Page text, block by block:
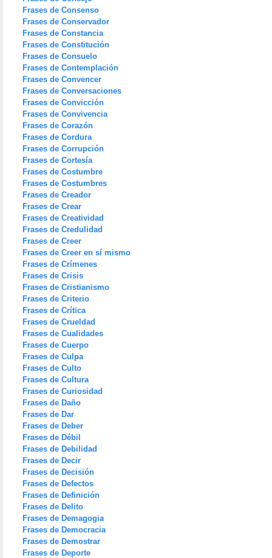
Frases de Consenso
Frases de Conservador
Frases de Constancia
Frases de Constitución
Frases de Consuelo
Frases de Contemplación
Frases de Convencer
Frases de Conversaciones
Frases de Convicción
Frases de Convivencia
Frases de Corazón
Frases de Cordura
Frases de Corrupción
Frases de Cortesía
Frases de Costumbre
Frases de Costumbres
Frases de Creador
Frases de Crear
Frases de Creatividad
Frases de Credulidad
Frases de Creer
Frases de Creer en sí mismo
Frases de Crímenes
Frases de Crisis
Frases de Cristianismo
Frases de Criterio
Frases de Crítica
Frases de Crueldad
Frases de Cualidades
Frases de Cuerpo
Frases de Culpa
Frases de Culto
Frases de Cultura
Frases de Curiosidad
Frases de Daño
Frases de Dar
Frases de Deber
Frases de Débil
Frases de Debilidad
Frases de Decir
Frases de Decisión
Frases de Defectos
Frases de Definición
Frases de Delito
Frases de Demagogia
Frases de Democracia
Frases de Demostrar
Frases de Deporte